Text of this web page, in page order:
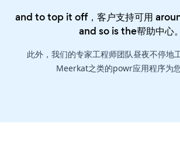
and to top it off，客户支持可用
and so is the帮助中心。
此外，我们的专家工程师团队昼夜不停地
Meerkat之类的powr应用程序为您